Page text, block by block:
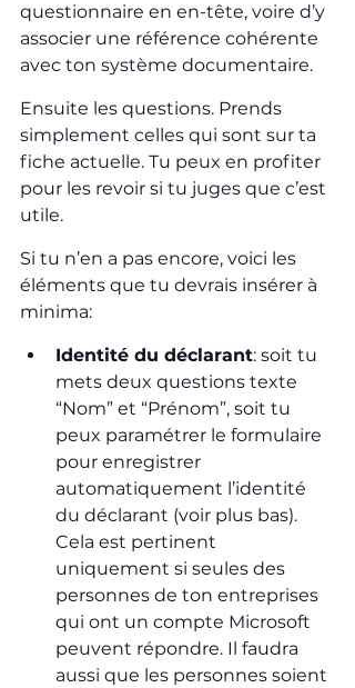
questionnaire en en-tête, voire d’y
associer une référence cohérente
avec ton système documentaire.
Ensuite les questions. Prends
simplement celles qui sont sur ta
fiche actuelle. Tu peux en profiter
pour les revoir si tu juges que c’est
utile.
Si tu n’en a pas encore, voici les
éléments que tu devrais insérer à
minima:
Identité du déclarant: soit tu
mets deux questions texte
“Nom” et “Prénom”, soit tu
peux paramétrer le formulaire
pour enregistrer
automatiquement l’identité
du déclarant (voir plus bas).
Cela est pertinent
uniquement si seules des
personnes de ton entreprises
qui ont un compte Microsoft
peuvent répondre. Il faudra
aussi que les personnes soient